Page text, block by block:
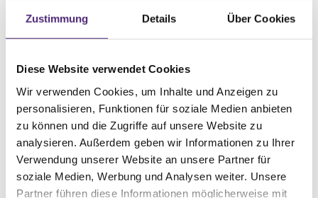
Zustimmung Details Über Cookies
Diese Website verwendet Cookies
Wir verwenden Cookies, um Inhalte und Anzeigen zu
personalisieren, Funktionen für soziale Medien anbieten
zu können und die Zugriffe auf unsere Website zu
analysieren. Außerdem geben wir Informationen zu Ihrer
Verwendung unserer Website an unsere Partner für
soziale Medien, Werbung und Analysen weiter. Unsere
Partner führen diese Informationen möglicherweise mit
Home
Digitalisierung
Digitalisierung beschreibt den Vorgang der digitalen Abbildung
vieler oder aller Prozesse einer Intralogistik. Ziel der Digitalisierung
in der Intralogistik ist die Steuerung und Optimierung des
Materialflusses im Lager. Die digitale Steuerungssoftware im Lager
bezeichnet man als Warehouse-Management-Software (WMS). Je
nach Anbieter umfasst die WMS auch die Steuerung von
Produktion, Versand und Transport. Digitalisierung impliziert häufig